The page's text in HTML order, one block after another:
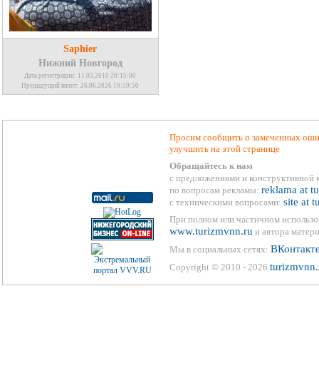
Saphier
Нижний Новгород
Дата регистрации: 11.03.2010 20:15:00
Предыдущий визит: 26.06.2026 19:59:50
Просим сообщить о замеченных
улучшить на этой странице
Обращайтесь к нам
с предложениями и конструктивной
по вопросам рекламы: reklama at
с техническими вопросами: site at
При полном или частичном
www.turizmvnn.ru и автора
Мы в социальных сетях:
Copyright © 2010 - 2026